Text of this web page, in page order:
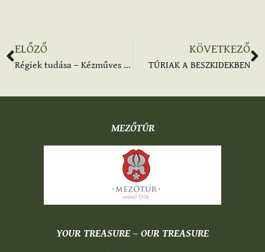
ELŐZŐ
Régiek tudása – Kézműves nap
KÖVETKEZŐ
TÚRIAK A BESZKIDEKBEN
MEZŐTÚR
YOUR TREASURE – OUR TREASURE